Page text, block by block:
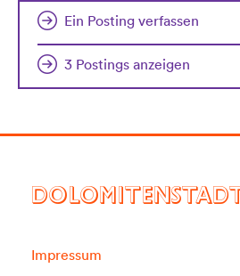
Ein Posting verfassen
3 Postings anzeigen
DOLOMITENSTADT
Impressum